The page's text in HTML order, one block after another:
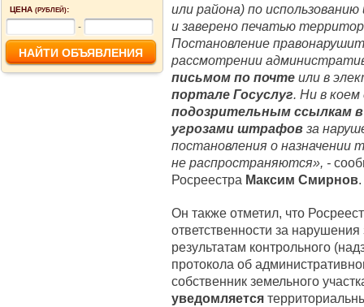
ЦЕНА (РУБЛЕЙ):
-
или района) по
и заверено печатью
Постановление
рассмотрении
письмом по почте или в
портале Госуслуг. Ни в коем
подозрительным ссылкам в
угрозами штрафов за
постановления о назначении
не распространяются», -
Росреестра Максим Смирнов.
Он также отметил, что
ответственности за нарушения
результатам контрольного
протокола об
собственник земельного
уведомляется